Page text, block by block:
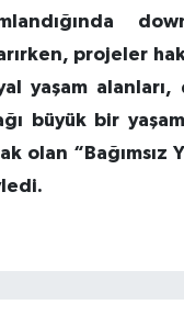
projeler
yaşam alanları,
büyük bir
olan